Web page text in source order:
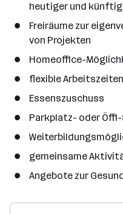
heutiger und
Freiräume zur
von Projekten
Homeoffice-
flexible
Essenszuschuss
Parkplatz- oder
gemeinsame
Angebote zur